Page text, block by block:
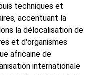
techniques et
accentuant la
la délocalisation de
et d'organismes
africaine de
internationale